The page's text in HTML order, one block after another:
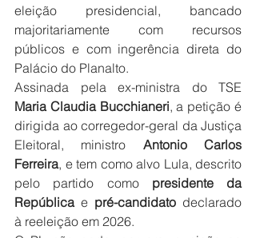
eleição presidencial, bancado
majoritariamente com recursos
públicos e com ingerência direta do
Palácio do Planalto.
Maria Claudia Bucchianeri, a petição é
dirigida ao corregedor-geral da Justiça
Eleitoral, ministro Antonio Carlos
Ferreira, e tem como alvo Lula, descrito
pelo partido como presidente da
República e pré-candidato declarado
à reeleição em 2026.